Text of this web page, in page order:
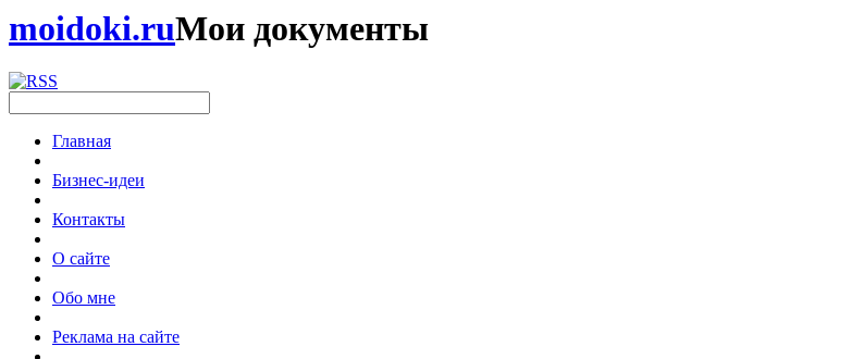
moidoki.ruМои документы
Главная
Бизнес-идеи
Контакты
О сайте
Обо мне
Реклама на сайте